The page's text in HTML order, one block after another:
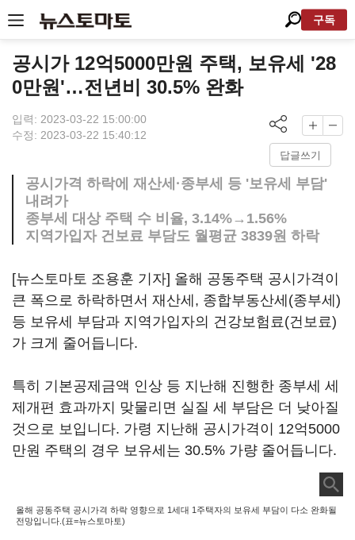
구독
공시가 12억5000만원 주택, 보유세 '28
0만원'…전년비 30.5% 완화
입력: 2023-03-22 15:00:00
수정: 2023-03-22 15:40:12
답글쓰기
공시가격 하락에 재산세·종부세 등 '보유세 부담'
내려가
종부세 대상 주택 수 비율, 3.14%→1.56%
지역가입자 건보료 부담도 월평균 3839원 하락
[뉴스토마토 조용훈 기자] 올해 공동주택 공시가격이
큰 폭으로 하락하면서 재산세, 종합부동산세(종부세)
등 보유세 부담과 지역가입자의 건강보험료(건보료)
가 크게 줄어듭니다.
특히 기본공제금액 인상 등 지난해 진행한 종부세 세
제개편 효과까지 맞물리면 실질 세 부담은 더 낮아질
것으로 보입니다. 가령 지난해 공시가격이 12억5000
만원 주택의 경우 보유세는 30.5% 가량 줄어듭니다.
올해 공동주택 공시가격 하락 영향으로 1세대 1주택자의 보유세 부담이 다소 완화될
전망입니다.(표=뉴스토마토)